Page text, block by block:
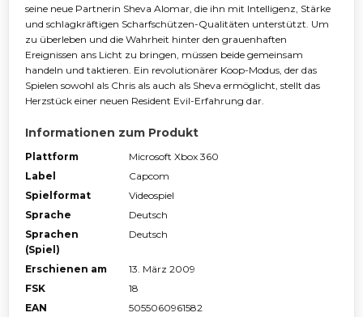
seine neue Partnerin Sheva Alomar, die ihn mit Intelligenz, Stärke
und schlagkräftigen Scharfschützen-Qualitäten unterstützt. Um
zu überleben und die Wahrheit hinter den grauenhaften
Ereignissen ans Licht zu bringen, müssen beide gemeinsam
handeln und taktieren. Ein revolutionärer Koop-Modus, der das
Spielen sowohl als Chris als auch als Sheva ermöglicht, stellt das
Herzstück einer neuen Resident Evil-Erfahrung dar.
Informationen zum Produkt
Plattform
Microsoft Xbox 360
Label
Capcom
Spielformat
Videospiel
Sprache
Deutsch
Sprachen
(Spiel)
Deutsch
Erschienen am
13. März 2009
FSK
18
EAN
5055060961582